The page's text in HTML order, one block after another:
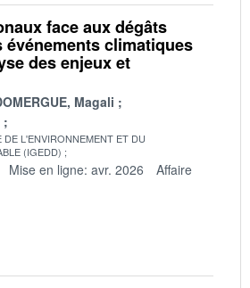
face aux dégâts
événements climatiques
des enjeux et
Magali
L'ENVIRONNEMENT ET DU
(IGEDD)
Mise en ligne: avr. 2026
Affaire